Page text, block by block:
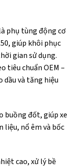
phụ tùng động cơ
giúp khôi phục
gian sử dụng.
tiêu chuẩn OEM –
dầu và tăng hiệu
buồng đốt, giúp xe
liệu, nổ êm và bốc
cao, xử lý bề